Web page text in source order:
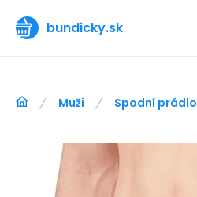
bundicky.sk
Muži Spodní prádlo